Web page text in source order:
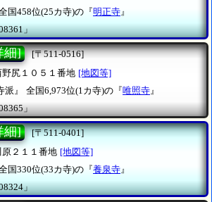
国458位(25カ寺)の『明正寺 』
」
細]
[〒511-0516]
尻１０５１番地 [地図等]
』
全国6,973位(1カ寺)の『唯照寺 』
」
細]
[〒511-0401]
２１１番地 [地図等]
国330位(33カ寺)の『養泉寺』
」